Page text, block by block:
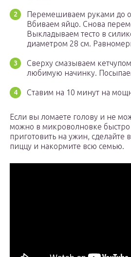
Перемешиваем руками до
Вбиваем яйцо. Снова
Выкладываем тесто в
диаметром 28 см.
Сверху смазываем
любимую начинку.
Ставим на 10 минут на
Если вы ломаете голову и не
можно в микроволновке быстро
приготовить на ужин, сделайте
пиццу и накормите всю семью.